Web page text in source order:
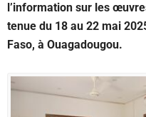
l’information sur les
tenue du 18 au 22 mai
Faso, à Ouagadougou.